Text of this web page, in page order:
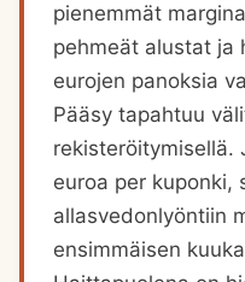
pienemmät
pehmeät alustat ja
eurojen panoksia
Pääsy tapahtuu
rekisteröitymisellä.
euroa per kuponki,
allasvedonlyöntiin
ensimmäisen